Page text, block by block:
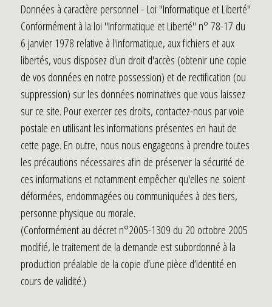
Données à caractère personnel - Loi "Informatique et Liberté"
Conformément à la loi "Informatique et Liberté" n° 78-17 du
6 janvier 1978 relative à l'informatique, aux fichiers et aux
libertés, vous disposez d'un droit d'accès (obtenir une copie
de vos données en notre possession) et de rectification (ou
suppression) sur les données nominatives que vous laissez
sur ce site. Pour exercer ces droits, contactez-nous par voie
postale en utilisant les informations présentes en haut de
cette page. En outre, nous nous engageons à prendre toutes
les précautions nécessaires afin de préserver la sécurité de
ces informations et notamment empêcher qu'elles ne soient
déformées, endommagées ou communiquées à des tiers,
personne physique ou morale.
(Conformément au décret n°2005-1309 du 20 octobre 2005
modifié, le traitement de la demande est subordonné à la
production préalable de la copie d’une pièce d’identité en
cours de validité.)